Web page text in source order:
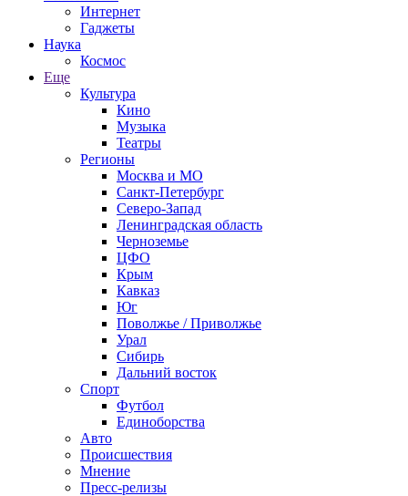
Интернет
Гаджеты
Наука
Космос
Еще
Культура
Кино
Музыка
Театры
Регионы
Москва и МО
Санкт-Петербург
Северо-Запад
Ленинградская область
Черноземье
ЦФО
Крым
Кавказ
Юг
Поволжье / Приволжье
Урал
Сибирь
Дальний восток
Спорт
Футбол
Единоборства
Авто
Происшествия
Мнение
Пресс-релизы